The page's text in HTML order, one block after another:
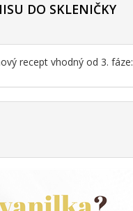
DO SKLENIČKY
recept vhodný od 3. fáze: